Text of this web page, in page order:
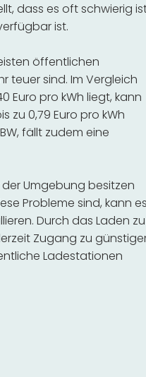
dass es oft schwierig
ist.
öffentlichen
teuer sind. Im Vergleich
Euro pro kWh liegt, kann
zu 0,79 Euro pro kWh
fällt zudem eine
Umgebung besitzen
Probleme sind, kann es
Durch das Laden zu
Zugang zu
Ladestationen